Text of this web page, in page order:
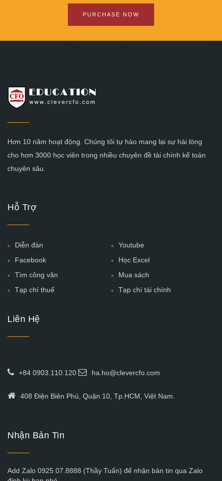
PURCHASE NOW
Hơn 10 năm hoạt động. Chúng tôi tự hào mang lại sự hài lòng
cho hơn 3000 học viên trong nhiều chuyên đề tài chính kế toán
chuyên sâu.
Hỗ Trợ
Diễn đàn
Youtube
Facebook
Học Excel
Tìm công văn
Mua sách
Tạp chí thuế
Tạp chí tài chính
Liên Hệ
+84 0903.110.120 ha.ho@clevercfo.com
408 Điện Biên Phủ, Quận 10, Tp.HCM, Việt Nam.
Nhận Bản Tin
Add Zalo 0925.07.8888 (Thầy Tuấn) để nhận bản tin qua Zalo